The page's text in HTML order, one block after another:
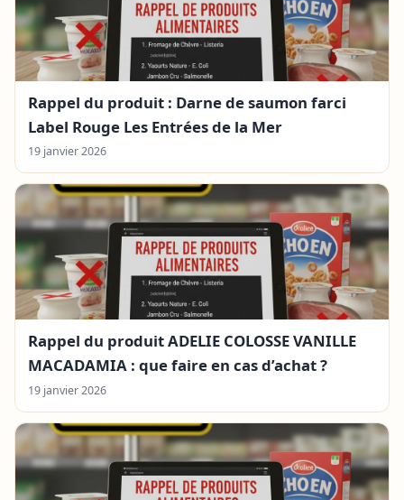
Rappel du produit : Darne de saumon farci
Label Rouge Les Entrées de la Mer
19 janvier 2026
Rappel du produit ADELIE COLOSSE VANILLE
MACADAMIA : que faire en cas d’achat ?
19 janvier 2026